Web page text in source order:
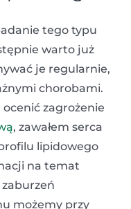
tego typu
warto już
je regularnie,
chorobami.
zagrożenie
, zawałem serca
lipidowego
na temat
możemy przy